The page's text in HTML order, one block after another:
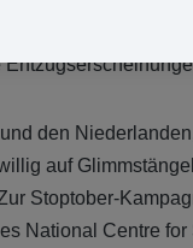
den
auf
Stoptober-
National Centre